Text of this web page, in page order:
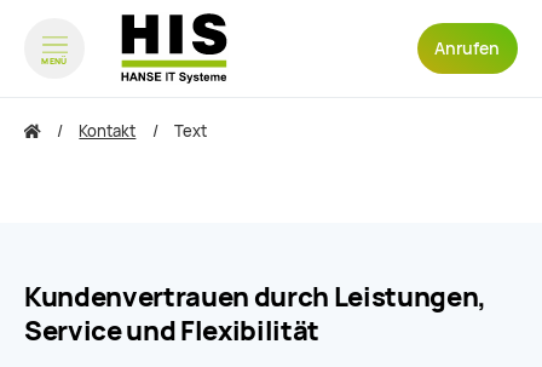
MENÜ
Anrufen
zum Inhalt springen
Kontakt Text
Kundenvertrauen durch Leistungen,
Service und Flexibilität